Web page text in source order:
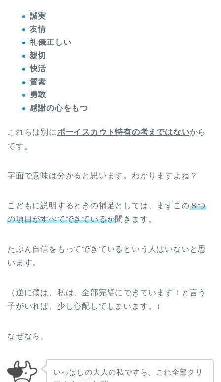
誠実
友情
礼儀正しい
親切
快活
質素
勇敢
感謝の心をもつ
これらは別に ボーイスカウト特有の考えではないから
です。
字面で意味は分かると思います。わかりますよね？
こどもに説明するときの補足としては、まずこの８つ
の項目がすべてできているか聞きます。
たぶん自信をもってできているという人はいないと思
います。
（逆に僕は、私は、全部完璧にできています！と言う
子がいれば、少し心配してしまいます。）
なぜなら、
いっぱしの大人の私ですら、これ全部クリ